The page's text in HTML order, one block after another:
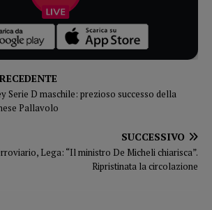
Serie D maschile: prezioso successo della
Pallavolo
SUCCESSIVO
Lega: “Il ministro De Micheli chiarisca”.
Ripristinata la circolazione